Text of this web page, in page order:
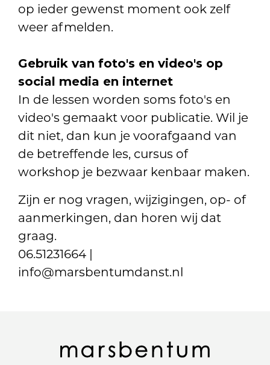
op ieder gewenst moment ook zelf
weer afmelden.
Gebruik van foto's en video's op
social media en internet
In de lessen worden soms foto's en
video's gemaakt voor publicatie. Wil je
dit niet, dan kun je voorafgaand van
de betreffende les, cursus of
workshop je bezwaar kenbaar maken.
Zijn er nog vragen, wijzigingen, op- of
aanmerkingen, dan horen wij dat
graag.
06.51231664 |
info@marsbentumdanst.nl